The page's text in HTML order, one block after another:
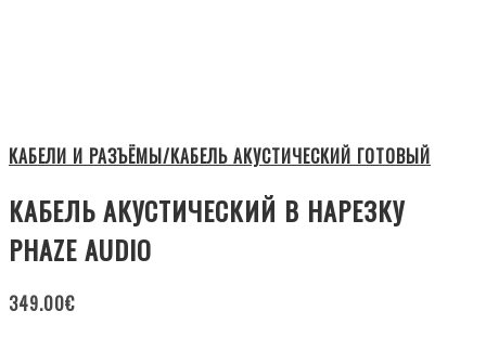
КАБЕЛИ И РАЗЪЁМЫ/КАБЕЛЬ АКУСТИЧЕСКИЙ ГОТОВЫЙ
КАБЕЛЬ АКУСТИЧЕСКИЙ В НАРЕЗКУ
PHAZE AUDIO
349.00€